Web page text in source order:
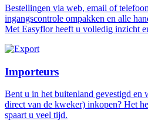
Bestellingen via web, email of
ingangscontrole ompakken en alle
Met Easyflor heeft u volledig inzicht
Importeurs
Bent u in het buitenland gevestigd
direct van de kweker) inkopen? Het
spaart u veel tijd.